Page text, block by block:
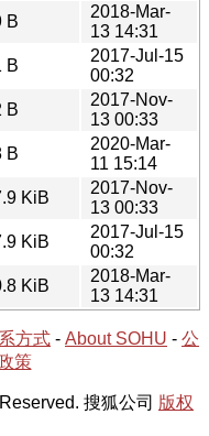
B
2018-Mar-
13 14:31
B
2017-Jul-15
00:32
B
2017-Nov-
13 00:33
B
2020-Mar-
11 15:14
KiB
2017-Nov-
13 00:33
KiB
2017-Jul-15
00:32
KiB
2018-Mar-
13 14:31
方式 - About SOHU - 公
策
搜狐公司 版权